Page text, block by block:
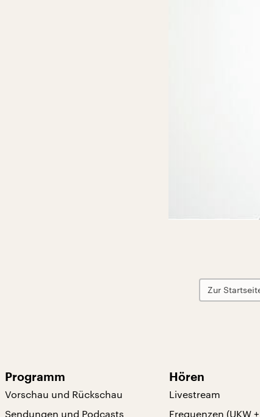
Zur
Programm
Vorschau und Rückschau
Sendungen und Podcasts
Hören
Livestream
Frequenzen (UKW